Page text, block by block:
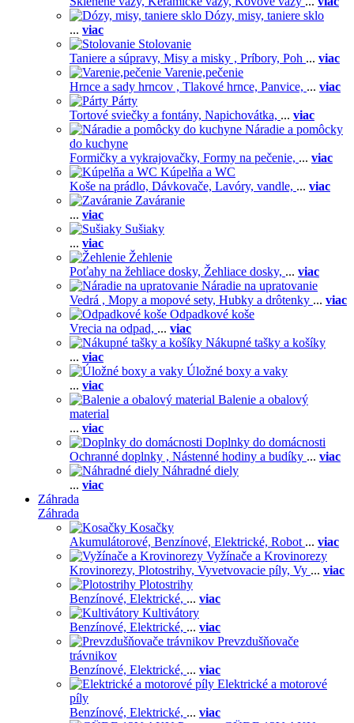
Dózy, misy, taniere sklo
... viac
Stolovanie
Taniere a súpravy, Misy a misky , Príbory, Poh ... viac
Varenie,pečenie
Hrnce a sady hrncov , Tlakové hrnce, Panvice, ... viac
Párty
Tortové sviečky a fontány, Napichovátka, ... viac
Náradie a pomôcky
do kuchyne
Formičky a vykrajovačky, Formy na pečenie, ... viac
Kúpelňa a WC
Koše na prádlo, Dávkovače, Lavóry, vandle, ... viac
Zaváranie
... viac
Sušiaky
... viac
Žehlenie
Poťahy na žehliace dosky, Žehliace dosky, ... viac
Náradie na upratovanie
Vedrá , Mopy a mopové sety, Hubky a drôtenky ... viac
Odpadkové koše
Vrecia na odpad, ... viac
Nákupné tašky a košíky
... viac
Úložné boxy a vaky
... viac
Balenie a obalový
material
... viac
Doplnky do domácnosti
Ochranné doplnky , Nástenné hodiny a budíky ... viac
Náhradné diely
... viac
Záhrada
Záhrada
Kosačky
Akumulátorové, Benzínové, Elektrické, Robot ... viac
Vyžínače a Krovinorezy
Krovinorezy, Plotostrihy, Vyvetvovacie píly, Vy ... viac
Plotostrihy
Benzínové, Elektrické, ... viac
Kultivátory
Benzínové, Elektrické, ... viac
Prevzdušňovače
trávnikov
Benzínové, Elektrické, ... viac
Elektrické a motorové
píly
Benzínové, Elektrické, ... viac